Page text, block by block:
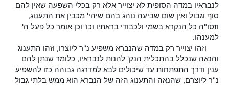
לנבראיו במדה הסופית לא יצוייר אלא רק בכלי השפעה שאין להם
סוף וגבול ואין שום שביעה נוהג בהם שיהי' מכבין את התענוג,
וזסו"ה כל הנקרא בשמי ולכבודי בראתיו וכו' וכן אומר כל פעל ה'
למענהו.
וזהו יצוייר רק במדה שהנברא משפיע נ"ר ליוצרו, וזהו התענוג
והנאה שנכלל בהתכלית הנק' להנות לנבראיו, כלומר שנתן להם
ענין ודרך התפתחות עד שיכולים לבא למדרגה גבוהה כזו להשפיע
נ"ר ליוצרם, שהנאה והתענוג הזה של הנברא הוא ממש בלתי גבול